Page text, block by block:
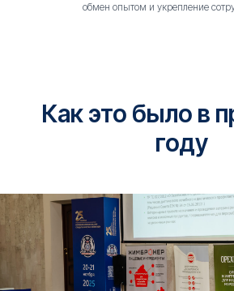
обмен опытом и укрепление
Как это было в
году